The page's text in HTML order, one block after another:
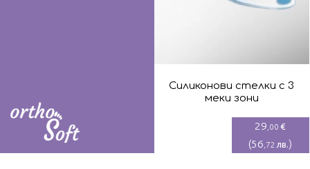
Силиконови стелки с 3
меки зони
29 ,00 €
(56 ,72 лв.)